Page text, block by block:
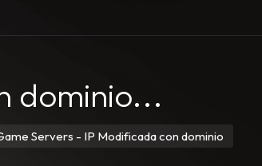
dominio...
Servers - IP Modificada con dominio